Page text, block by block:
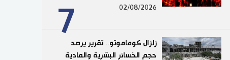
7
02/08/2026
زلزال كوماموتو.. تقرير يرصد
حجم الخسائر البشرية والمادية